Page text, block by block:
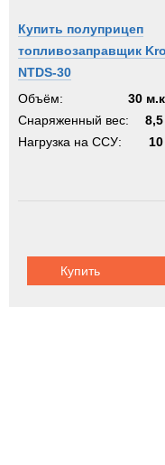
Купить полуприцеп
топливозаправщик
NTDS-30
Объём:
30
Снаряженный вес:
Нагрузка на ССУ:
Купить